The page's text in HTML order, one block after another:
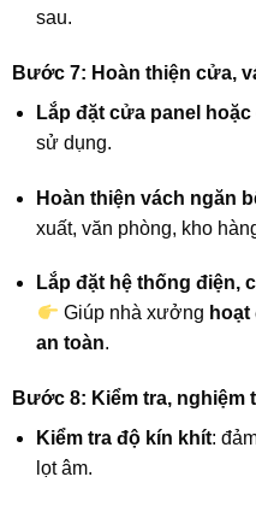
sau.
Bước 7: Hoàn thiện cửa,
Lắp đặt cửa panel
sử dụng.
Hoàn thiện vách ngăn
xuất, văn phòng, kho
Lắp đặt hệ thống điện,
Giúp nhà xưởng
an toàn.
Bước 8: Kiểm tra, nghiệm
Kiểm tra độ kín khít:
lọt âm.